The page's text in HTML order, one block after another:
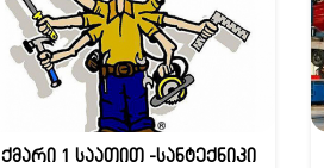
ქმარი 1 საათით -სანტექნიკი